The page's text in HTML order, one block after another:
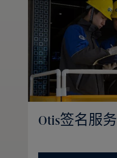
Otis签名服务